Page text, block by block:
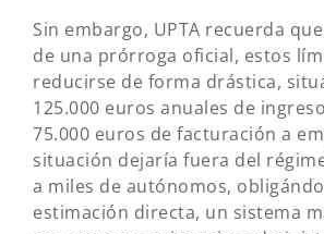
Sin embargo, UPTA recuerda
de una prórroga oficial, estos
reducirse de forma drástica,
125.000 euros anuales de
75.000 euros de facturación a
situación dejaría fuera del
a miles de autónomos,
estimación directa, un sistema